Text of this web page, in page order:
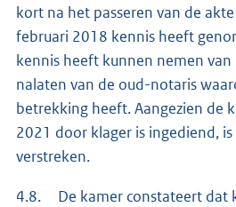
kort na het passeren van de
februari 2018 kennis heeft
kennis heeft kunnen nemen
nalaten van de oud-notaris
betrekking heeft. Aangezien de
2021 door klager is ingediend,
verstreken.
4.8. De kamer constateert dat